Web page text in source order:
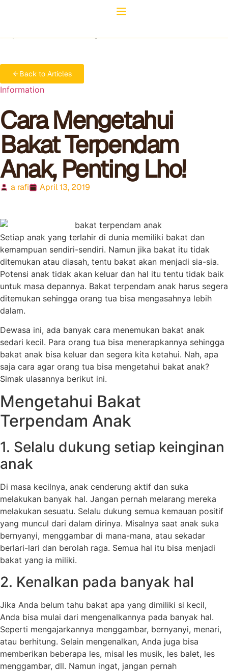
Back to Articles
Information
Cara Mengetahui
Bakat Terpendam
Anak, Penting Lho!
a rafi April 13, 2019
Setiap anak yang terlahir di dunia memiliki bakat dan
kemampuan sendiri-sendiri. Namun jika bakat itu tidak
ditemukan atau diasah, tentu bakat akan menjadi sia-sia.
Potensi anak tidak akan keluar dan hal itu tentu tidak baik
untuk masa depannya. Bakat terpendam anak harus segera
ditemukan sehingga orang tua bisa mengasahnya lebih
dalam.
Dewasa ini, ada banyak cara menemukan bakat anak
sedari kecil. Para orang tua bisa menerapkannya sehingga
bakat anak bisa keluar dan segera kita ketahui. Nah, apa
saja cara agar orang tua bisa mengetahui bakat anak?
Simak ulasannya berikut ini.
Mengetahui Bakat
Terpendam Anak
1. Selalu dukung setiap keinginan
anak
Di masa kecilnya, anak cenderung aktif dan suka
melakukan banyak hal. Jangan pernah melarang mereka
melakukan sesuatu. Selalu dukung semua kemauan positif
yang muncul dari dalam dirinya. Misalnya saat anak suka
bernyanyi, menggambar di mana-mana, atau sekadar
berlari-lari dan berolah raga. Semua hal itu bisa menjadi
bakat yang ia miliki.
2. Kenalkan pada banyak hal
Jika Anda belum tahu bakat apa yang dimiliki si kecil,
Anda bisa mulai dari mengenalkannya pada banyak hal.
Seperti mengajarkannya menggambar, bernyanyi, menari,
atau berhitung. Selain mengenalkan, Anda juga bisa
memberikan beberapa les, misal les musik, les balet, les
menggambar, dll. Namun ingat, jangan pernah